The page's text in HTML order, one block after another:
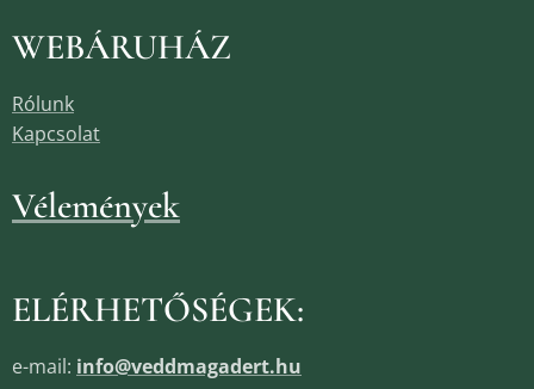
WEBÁRUHÁZ
Rólunk
Kapcsolat
Vélemények
ELÉRHETŐSÉGEK:
e-mail: info@veddmagadert.hu